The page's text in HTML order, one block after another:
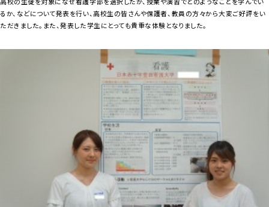
るか、などについて発表を行い、高校生の皆さんや保護者、教員の方々から大変ご好評をい
ただきました。また、発表した学生にとっても貴重な体験となりました。